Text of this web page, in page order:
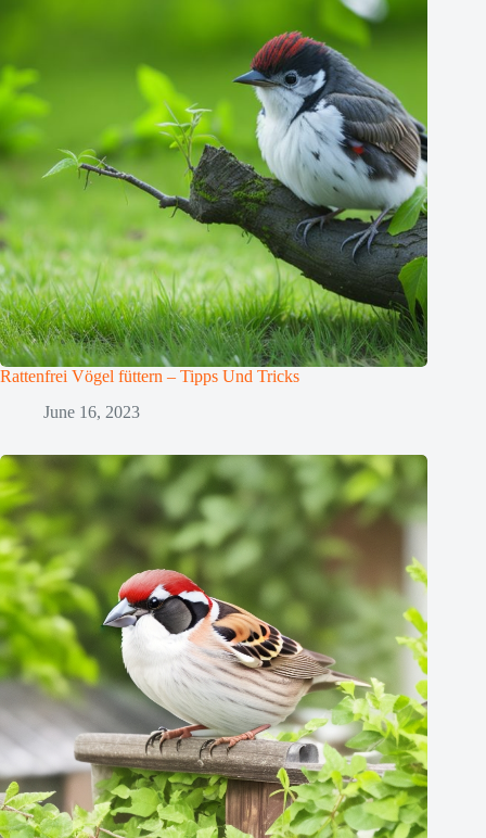
Rattenfrei Vögel füttern – Tipps Und Tricks
June 16, 2023